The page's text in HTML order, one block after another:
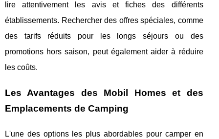
lire attentivement les avis et fiches des différents
établissements. Rechercher des offres spéciales, comme
des tarifs réduits pour les longs séjours ou des
promotions hors saison, peut également aider à réduire
les coûts.
Les Avantages des Mobil Homes et des
Emplacements de Camping
L'une des options les plus abordables pour camper en